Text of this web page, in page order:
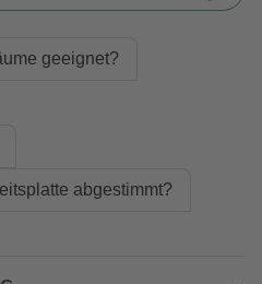
geeignet?
abgestimmt?